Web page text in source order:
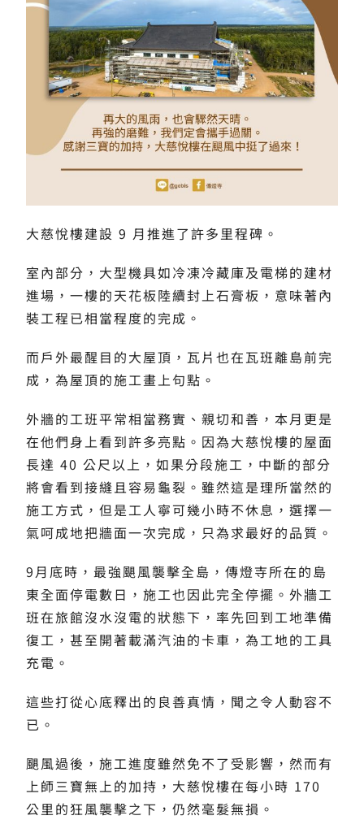
大慈悅樓建設 9 月推進了許多里程碑。
室內部分，大型機具如冷凍冷藏庫及電梯的建材
進場，一樓的天花板陸續封上石膏板，意味著內
裝工程已相當程度的完成。
而戶外最醒目的大屋頂，瓦片也在瓦班離島前完
成，為屋頂的施工畫上句點。
外牆的工班平常相當務實、親切和善，本月更是
在他們身上看到許多亮點。因為大慈悅樓的屋面
長達 40 公尺以上，如果分段施工，中斷的部分
將會看到接縫且容易龜裂。雖然這是理所當然的
施工方式，但是工人寧可幾小時不休息，選擇一
氣呵成地把牆面一次完成，只為求最好的品質。
9月底時，最強颶風襲擊全島，傳燈寺所在的島
東全面停電數日，施工也因此完全停擺。外牆工
班在旅館沒水沒電的狀態下，率先回到工地準備
復工，甚至開著載滿汽油的卡車，為工地的工具
充電。
這些打從心底釋出的良善真情，聞之令人動容不
已。
颶風過後，施工進度雖然免不了受影響，然而有
上師三寶無上的加持，大慈悅樓在每小時 170
公里的狂風襲擊之下，仍然毫髮無損。